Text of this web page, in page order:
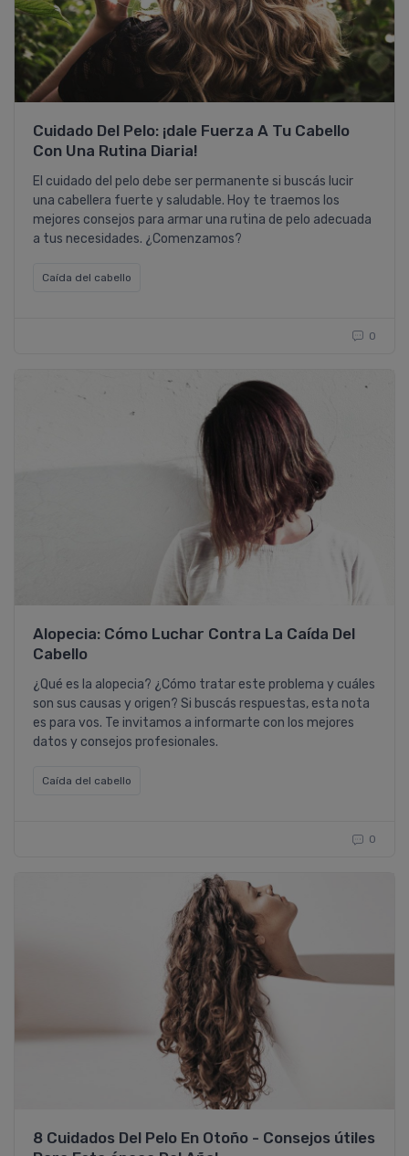
Cuidado Del Pelo: ¡dale Fuerza A Tu Cabello
Con Una Rutina Diaria!
El cuidado del pelo debe ser permanente si buscás lucir
una cabellera fuerte y saludable. Hoy te traemos los
mejores consejos para armar una rutina de pelo adecuada
a tus necesidades. ¿Comenzamos?
Caí­da del cabello
0
Alopecia: Cómo Luchar Contra La Caída Del
Cabello
¿Qué es la alopecia? ¿Cómo tratar este problema y cuáles
son sus causas y origen? Si buscás respuestas, esta nota
es para vos. Te invitamos a informarte con los mejores
datos y consejos profesionales.
Caí­da del cabello
0
8 Cuidados Del Pelo En Otoño - Consejos útiles
Gisela
Proavenal Acondicionador
Lo compré junto con el shampoo
y, la verdad, me sorprendieron
gratamente. Ambos son
excelentes! Tengo el pelo con
rulos y muy poroso y, al poco
tiempo de usarlo (alterando con
shampoo y acondicionador
hidratantes) mejoraron muchísimo
COMPRAR
PROAVENAL
Pedido #419399